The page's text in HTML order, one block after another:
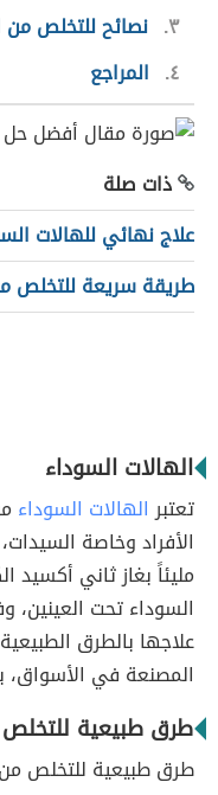
٣ نصائح للتخلص من
٤
المراجع
ذات صلة
علاج نهائي للهالات
طريقة سريعة للتخلص
الهالات السوداء
تعتبرالهالات السوداء
الأفراد وخاصة
مليئاً بغاز ثاني أكسيد
السوداء تحت
علاجها بالطرق
المصنعة في الأسواق،
طرق طبيعية للتخلص
طرق طبيعية للتخلص من